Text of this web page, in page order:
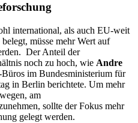
international, als auch EU-weit
müsse mehr Wert auf
Der Anteil der
noch zu hoch, wie Andre
im Bundesministerium für
in Berlin berichtete. Um mehr
am
sollte der Fokus mehr
gelegt werden.